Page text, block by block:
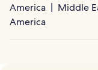
America
Middle
America